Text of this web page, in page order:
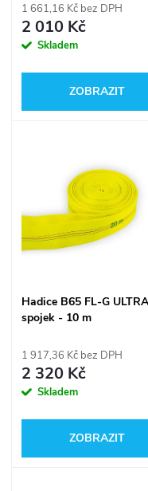
o
ů
o
d
1 661,16 Kč bez DPH
2 010 Kč
Skladem
ZOBRAZIT
Hadice B65 FL-G
spojek - 10 m
1 917,36 Kč bez DPH
2 320 Kč
Skladem
ZOBRAZIT